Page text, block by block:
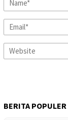
BERITA POPULER